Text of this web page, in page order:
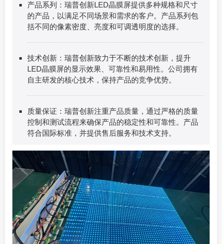
产品系列：瑞普创新LED晶膜屏提供多种规格和尺寸
的产品，以满足不同场景和需求的客户。产品系列包
括不同的像素密度、亮度和可调透明度的选择。
技术创新：瑞普创新致力于不断的技术创新，提升
LED晶膜屏的显示效果、可靠性和易用性。公司拥有
自主研发的核心技术，保持产品的竞争优势。
质量保证：瑞普创新注重产品质量，通过严格的质量
控制和测试流程来确保产品的稳定性和可靠性。产品
符合国际标准，并提供售后服务和技术支持。